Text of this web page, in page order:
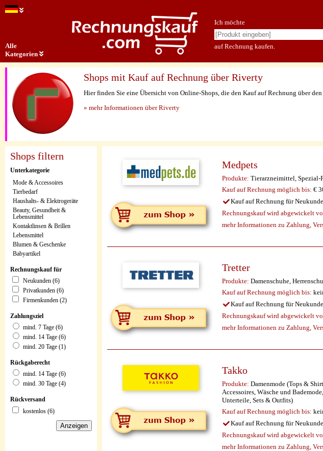
Alle
Kategorien
Ich möchte
auf Rechnung kaufen.
Shops mit Kauf auf Rechnung über Riverty
Hier finden Sie eine Übersicht von Online-Shops, die den Kauf auf Rechnung über
» mehr Informationen über Riverty
Shops filtern
Unterkategorie
Mode & Accessoires
Tierbedarf
Haushalts- & Elektrogeräte
Beauty, Gesundheit &
Lebensmittel
Kontaktlinsen & Brillen
Lebensmittel
Blumen & Geschenke
Babyartikel
Rechnungskauf für
Neukunden (6)
Privatkunden (6)
Firmenkunden (2)
Zahlungsziel
mind. 7 Tage (6)
mind. 14 Tage (6)
mind. 20 Tage (1)
Rückgaberecht
mind. 14 Tage (6)
mind. 30 Tage (4)
Rückversand
kostenlos (6)
Medpets
Produkte: Tierarzneimittel, Spezial-
Kauf auf Rechnung möglich bis: €
Kauf auf Rechnung für
Rechnungskauf wird abgewickelt
mehr Informationen zu Zahlung,
Tretter
Produkte: Damenschuhe,
Kauf auf Rechnung möglich bis:
Kauf auf Rechnung für
Rechnungskauf wird abgewickelt
mehr Informationen zu Zahlung,
Takko
Produkte: Damenmode (Tops &
Accessoires, Wäsche und
Unterteile, Sets & Outfits)
Kauf auf Rechnung möglich bis:
Kauf auf Rechnung für
Rechnungskauf wird abgewickelt
mehr Informationen zu Zahlung,